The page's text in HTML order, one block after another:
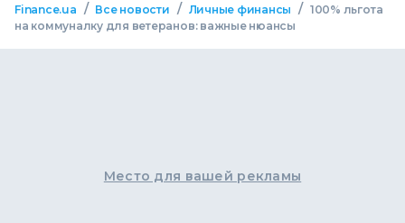
Finance.ua / Все новости / Личные финансы / 100% льгота
на коммуналку для ветеранов: важные нюансы
Место для вашей рекламы